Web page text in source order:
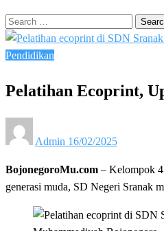
Search
for:
Pendidikan
Pelatihan Ecoprint,
Admin on
16/02/2025
BojonegoroMu.com – Kelompok
generasi muda, SD Negeri Sranak